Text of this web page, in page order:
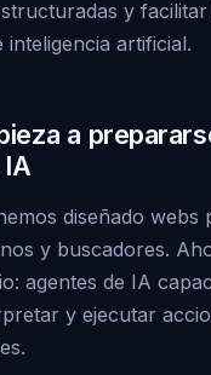
y
inteligencia artificial.
a
diseñado webs
y buscadores.
agentes de IA
y ejecutar